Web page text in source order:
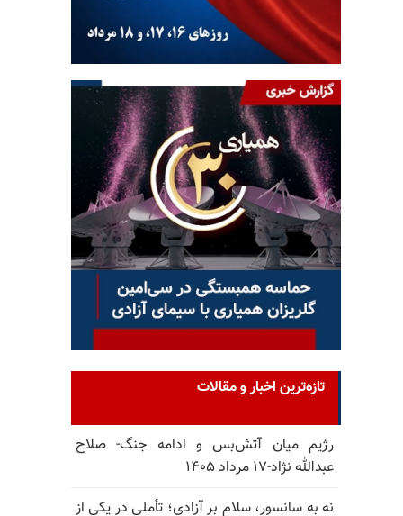
تازه‌ترین اخبار و مقالات
رژیم میان آتش‌بس و ادامه جنگ- صلاح
عبدالله نژاد-۱۷ مرداد ۱۴۰۵
نه به سانسور، سلام بر آزادی؛ تأملی در یکی از